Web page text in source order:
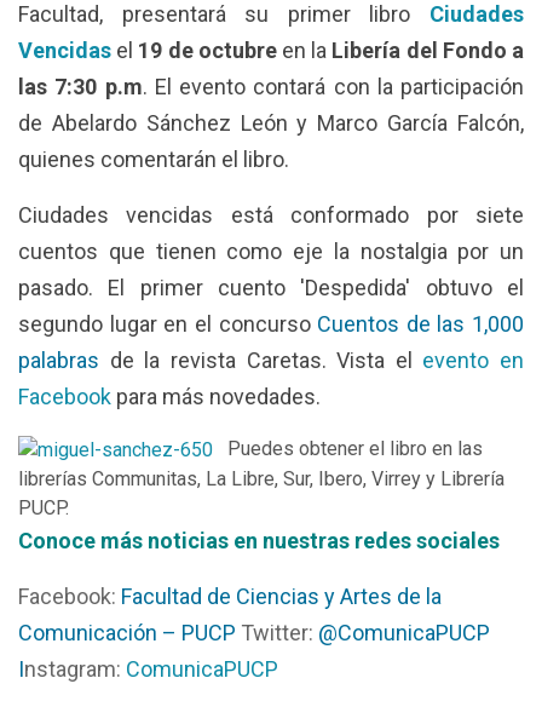
Facultad, presentará su primer libro Ciudades
Vencidas el 19 de octubreen la Libería del Fondo a
las 7:30 p.m. El evento contará con la participación
de Abelardo Sánchez León y Marco García Falcón,
quienes comentarán el libro.
Ciudades vencidas está conformado por siete
cuentos que tienen como eje la nostalgia por un
pasado. El primer cuento 'Despedida' obtuvo el
segundo lugar en el concurso Cuentos de las 1,000
palabras de la revista Caretas. Vista el evento en
Facebook para más novedades.
Puedes obtener el libro en las
librerías Communitas, La Libre, Sur, Ibero, Virrey y Librería
PUCP.
Conoce más noticias en nuestras redes sociales
Facebook: Facultad de Ciencias y Artes de la
Comunicación – PUCP Twitter: @ComunicaPUCP
Instagram: ComunicaPUCP